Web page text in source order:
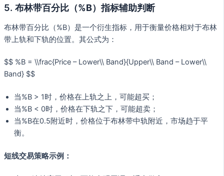
5. 布林带百分比（%B）指标辅助判断
布林带百分比（%B）是一个衍生指标，用于衡量价格相对于布林
带上轨和下轨的位置。其公式为：
$$ %B = \\frac{Price – Lower\\ Band}{Upper\\ Band – Lower\\
Band} $$
当%B > 1时，价格在上轨之上，可能超买；
当%B < 0时，价格在下轨之下，可能超卖；
当%B在0.5附近时，价格位于布林带中轨附近，市场趋于平
衡。
短线交易策略示例：